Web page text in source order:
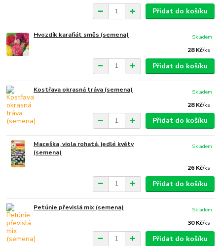
Přidat do košíku
Hvozdík karafiát směs (semena)
28 Kč/ks
Skladem
Přidat do košíku
Kostřava okrasná tráva (semena)
28 Kč/ks
Skladem
Přidat do košíku
Maceška, viola rohatá, jedlé květy
(semena)
26 Kč/ks
Skladem
Přidat do košíku
Petúnie převislá mix (semena)
30 Kč/ks
Skladem
Přidat do košíku